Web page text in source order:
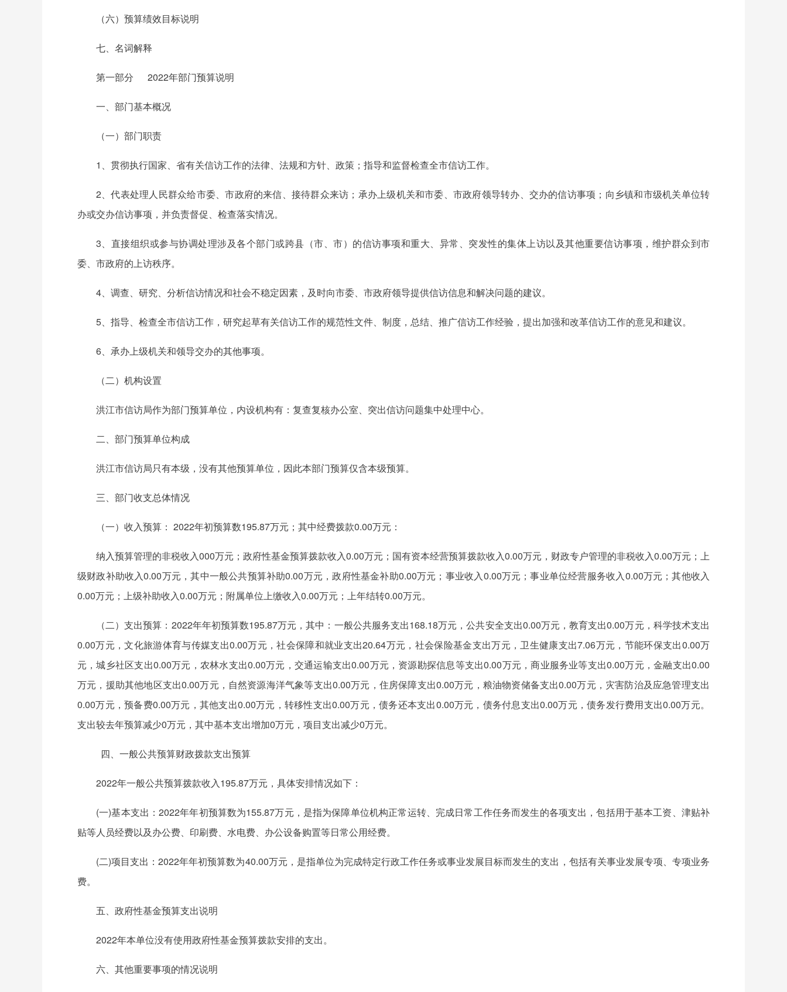
（六）预算绩效目标说明
七、名词解释
第一部分 2022年部门预算说明
一、部门基本概况
（一）部门职责
1、贯彻执行国家、省有关信访工作的法律、法规和方针、政策；指导和监督检查全市信访工作。
2、代表处理人民群众给市委、市政府的来信、接待群众来访；承办上级机关和市委、市政府领导转办、交办的信访事项；向乡镇和市级机关单位转
办或交办信访事项，并负责督促、检查落实情况。
3、直接组织或参与协调处理涉及各个部门或跨县（市、市）的信访事项和重大、异常、突发性的集体上访以及其他重要信访事项，维护群众到市
委、市政府的上访秩序。
4、调查、研究、分析信访情况和社会不稳定因素，及时向市委、市政府领导提供信访信息和解决问题的建议。
5、指导、检查全市信访工作，研究起草有关信访工作的规范性文件、制度，总结、推广信访工作经验，提出加强和改革信访工作的意见和建议。
6、承办上级机关和领导交办的其他事项。
（二）机构设置
洪江市信访局作为部门预算单位，内设机构有：复查复核办公室、突出信访问题集中处理中心。
二、部门预算单位构成
洪江市信访局只有本级，没有其他预算单位，因此本部门预算仅含本级预算。
三、部门收支总体情况
（一）收入预算： 2022年初预算数195.87万元；其中经费拨款0.00万元：
纳入预算管理的非税收入000万元；政府性基金预算拨款收入0.00万元；国有资本经营预算拨款收入0.00万元，财政专户管理的非税收入0.00万元；上
级财政补助收入0.00万元，其中一般公共预算补助0.00万元，政府性基金补助0.00万元；事业收入0.00万元；事业单位经营服务收入0.00万元；其他收入
0.00万元；上级补助收入0.00万元；附属单位上缴收入0.00万元；上年结转0.00万元。
（二）支出预算：2022年年初预算数195.87万元，其中：一般公共服务支出168.18万元，公共安全支出0.00万元，教育支出0.00万元，科学技术支出
0.00万元，文化旅游体育与传媒支出0.00万元，社会保障和就业支出20.64万元，社会保险基金支出万元，卫生健康支出7.06万元，节能环保支出0.00万
元，城乡社区支出0.00万元，农林水支出0.00万元，交通运输支出0.00万元，资源勘探信息等支出0.00万元，商业服务业等支出0.00万元，金融支出0.00
万元，援助其他地区支出0.00万元，自然资源海洋气象等支出0.00万元，住房保障支出0.00万元，粮油物资储备支出0.00万元，灾害防治及应急管理支出
0.00万元，预备费0.00万元，其他支出0.00万元，转移性支出0.00万元，债务还本支出0.00万元，债务付息支出0.00万元，债务发行费用支出0.00万元。
支出较去年预算减少0万元，其中基本支出增加0万元，项目支出减少0万元。
四、一般公共预算财政拨款支出预算
2022年一般公共预算拨款收入195.87万元，具体安排情况如下：
(一)基本支出：2022年年初预算数为155.87万元，是指为保障单位机构正常运转、完成日常工作任务而发生的各项支出，包括用于基本工资、津贴补
贴等人员经费以及办公费、印刷费、水电费、办公设备购置等日常公用经费。
(二)项目支出：2022年年初预算数为40.00万元，是指单位为完成特定行政工作任务或事业发展目标而发生的支出，包括有关事业发展专项、专项业务
费。
五、政府性基金预算支出说明
2022年本单位没有使用政府性基金预算拨款安排的支出。
六、其他重要事项的情况说明